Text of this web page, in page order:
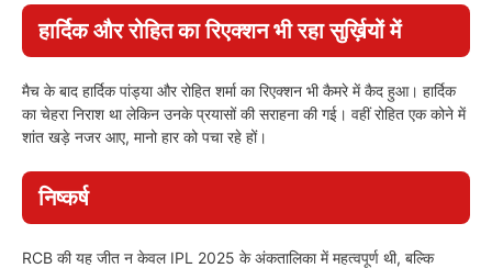
हार्दिक और रोहित का रिएक्शन भी रहा सुर्ख़ियों में
मैच के बाद हार्दिक पांड्या और रोहित शर्मा का रिएक्शन भी कैमरे में कैद हुआ। हार्दिक
का चेहरा निराश था लेकिन उनके प्रयासों की सराहना की गई। वहीं रोहित एक कोने में
शांत खड़े नजर आए, मानो हार को पचा रहे हों।
निष्कर्ष
RCB की यह जीत न केवल IPL 2025 के अंकतालिका में महत्वपूर्ण थी, बल्कि